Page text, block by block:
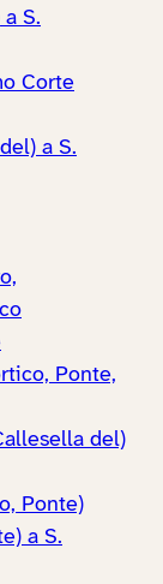
S.
Corte
a S.
Ponte,
del)
Ponte)
a S.